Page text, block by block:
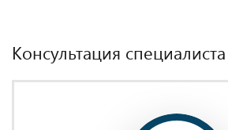
Консультация специалиста